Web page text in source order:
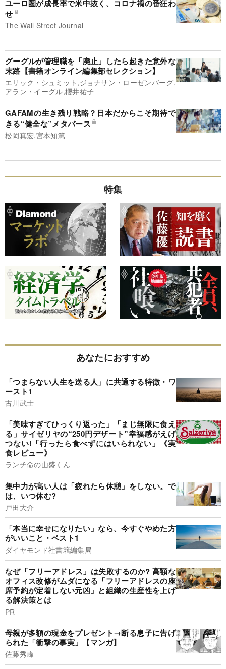
ユーロ圏が成長率で米中抜く、コロナ禍の番狂わ
せ
The Wall Street Journal
グーグルが管理職を「廃止」したら起きた意外な
末路【書籍オンライン編集部セレクション】
エリック・シュミット,ジョナサン・ローゼンバーグ,
アラン・イーグル,櫻井祐子
GAFAMの生き残り戦略？日本だからこそ期待で
きる“健全な”メタバース
松岡真宏,宮本知篤
特集
あなたにおすすめ
「つまらない人生を送る人」に共通する特徴・ワ
ースト1
古川武士
「美味すぎてひっくり返った」「まじ無限に食え
る」サイゼリヤの“250円デザート”幸福感がえげ
つない!「行ったら食べずにはいられない」《実
食レビュー》
ランチ命の山盛くん
集中力が高い人は「疲れたら休憩」をしない。で
は、いつ休む?
戸田大介
「本当に幸せになりたい」なら、今すぐやめた方
がいいこと・ベスト1
ダイヤモンド社書籍編集局
なぜ「フリーアドレス」は失敗するのか? 高額な
オフィス改修がムダになる「フリーアドレスの座
席予約が定着しない元凶」と組織の生産性を上げ
る解決策とは
PR
母親が多額の現金をプレゼント→断る息子に告げ
られた「衝撃の事実」【マンガ】
佐藤秀峰